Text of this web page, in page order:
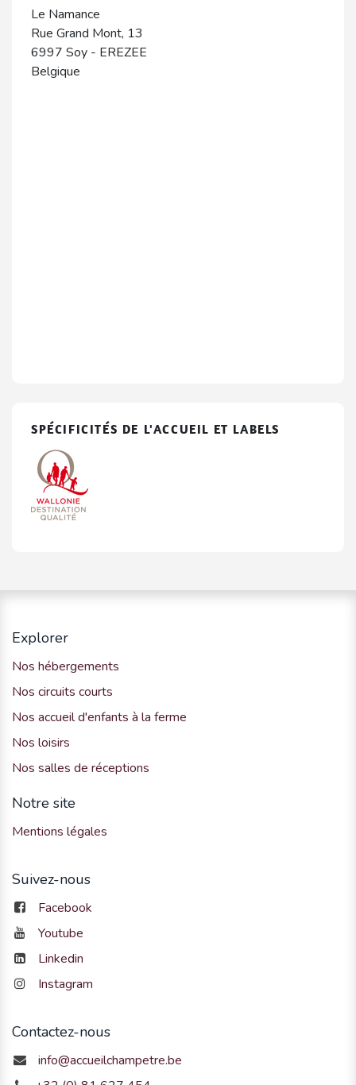
Le Namance
Rue Grand Mont, 13
6997 Soy - EREZEE
Belgique
SPÉCIFICITÉS DE L'ACCUEIL ET LABELS
Explorer
Nos hébergements
Nos circuits courts
Nos accueil d'enfants à la ferme
Nos loisirs
Nos salles de réceptions
Notre site
Mentions légales
Suivez-nous
Facebook
Youtube
Linkedin
Instagram
Contactez-nous
info@accueilchampetre.be